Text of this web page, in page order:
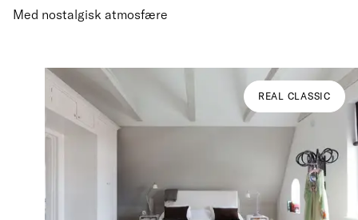
Med nostalgisk atmosfære
REAL CLASSIC